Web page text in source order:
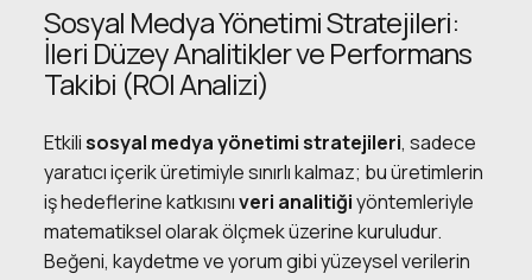
Sosyal Medya Yönetimi Stratejileri:
İleri Düzey Analitikler ve Performans
Takibi (ROI Analizi)
Etkilisosyal medya yönetimistratejileri, sadece
yaratıcı içerik üretimiyle sınırlı kalmaz; bu üretimlerin
iş hedeflerine katkısınıveri analitiğiyöntemleriyle
matematiksel olarak ölçmek üzerine kuruludur.
Beğeni, kaydetme ve yorum gibi yüzeysel verilerin